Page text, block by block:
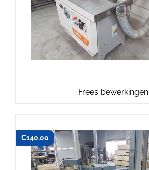
Frees bewerkingen
€140.00